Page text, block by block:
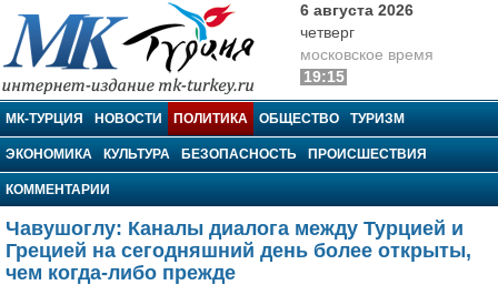
МК-Турция
6 августа 2026
четверг
московское время
19:15
МК-ТУРЦИЯ НОВОСТИ ПОЛИТИКА ОБЩЕСТВО ТУРИЗМ
ЭКОНОМИКА КУЛЬТУРА БЕЗОПАСНОСТЬ ПРОИСШЕСТВИЯ
КОММЕНТАРИИ
Чавушоглу: Каналы диалога между Турцией и
Грецией на сегодняшний день более открыты,
чем когда-либо прежде